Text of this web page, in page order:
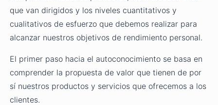
que van dirigidos y los niveles cuantitativos y
cualitativos de esfuerzo que debemos realizar para
alcanzar nuestros objetivos de rendimiento personal.
El primer paso hacia el autoconocimiento se basa en
comprender la propuesta de valor que tienen de por
sí nuestros productos y servicios que ofrecemos a los
clientes.